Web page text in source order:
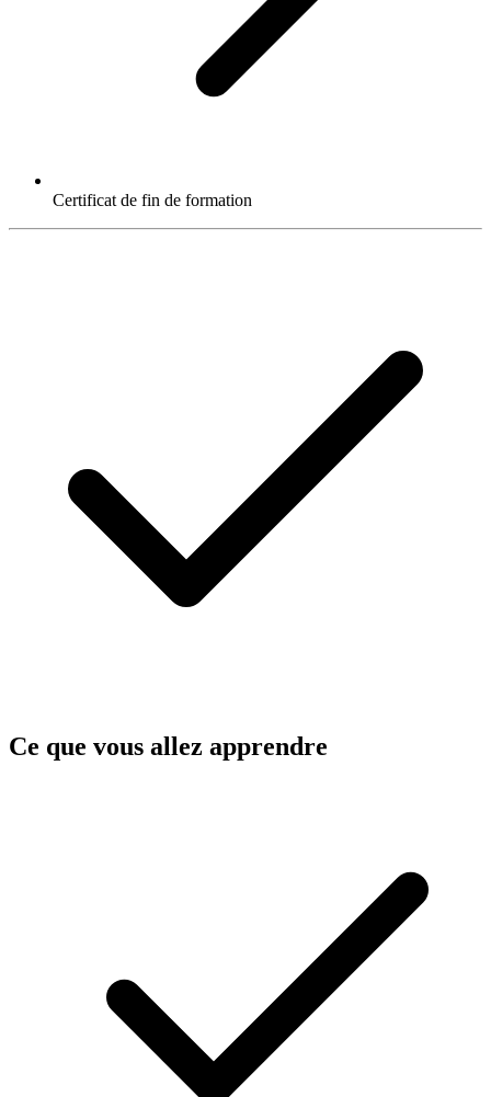
Certificat de fin de formation
Ce que vous allez apprendre